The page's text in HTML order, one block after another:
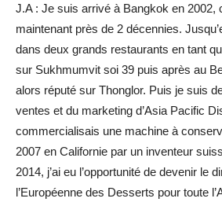
J.A : Je suis arrivé à Bangkok en 2002,
maintenant près de 2 décennies.
dans deux grands restaurants en tant
sur Sukhmumvit soi 39 puis après au
alors réputé sur Thonglor. Puis je suis
ventes et du marketing d’Asia Pacific
commercialisais une machine à
2007 en Californie par un inventeur
2014, j’ai eu l’opportunité de devenir le
l’Européenne des Desserts pour toute